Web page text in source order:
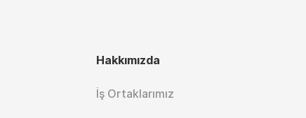
Hakkımızda
İş Ortaklarımız